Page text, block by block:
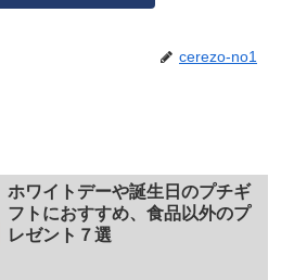
cerezo-no1
ホワイトデーや誕生日のプチギ
フトにおすすめ、食品以外のプ
レゼント７選